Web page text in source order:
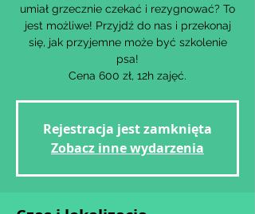
umiał grzecznie czekać i rezygnować? To
jest możliwe! Przyjdź do nas i przekonaj
się, jak przyjemne może być szkolenie
psa!
Cena 600 zł, 12h zajęć.
Rejestracja jest zamknięta
Zobacz inne wydarzenia